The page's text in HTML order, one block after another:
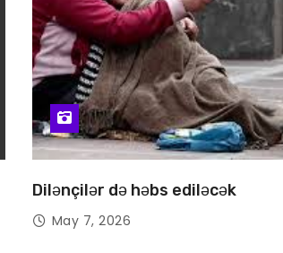
Dilənçilər də həbs ediləcək
May 7, 2026